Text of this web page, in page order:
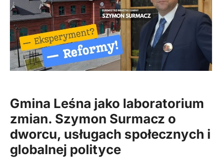
Gmina Leśna jako laboratorium
zmian. Szymon Surmacz o
dworcu, usługach społecznych i
globalnej polityce